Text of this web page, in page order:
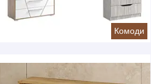
Комоди